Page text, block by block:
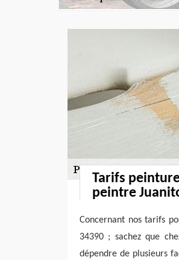
Tarifs
peintre
Concernant nos tarifs
34390 ; sachez que
dépendre de plusieurs